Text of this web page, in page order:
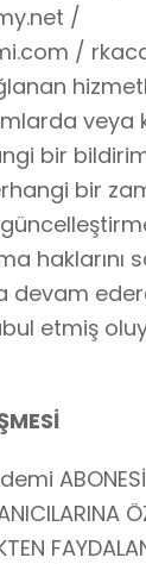
/
/
veya
bir
bir
haklarını
devam
etmiş